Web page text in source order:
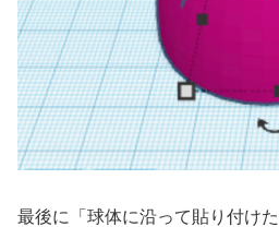
最後に「球体に沿って貼り付け